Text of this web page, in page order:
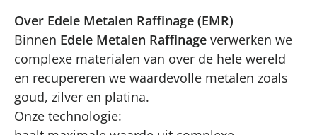
Over Edele Metalen Raffinage (EMR)
Binnen Edele Metalen Raffinage verwerken we
complexe materialen van over de hele wereld
en recupereren we waardevolle metalen zoals
goud, zilver en platina.
Onze technologie: